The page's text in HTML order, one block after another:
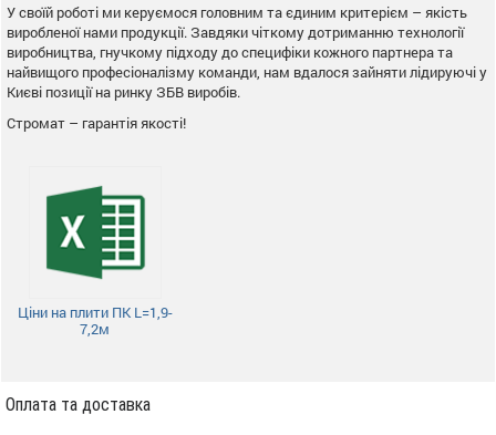
У своїй роботі ми керуємося головним та єдиним критерієм – якість
виробленої нами продукції. Завдяки чіткому дотриманню технології
виробництва, гнучкому підходу до специфіки кожного партнера та
найвищого професіоналізму команди, нам вдалося зайняти лідируючі у
Києві позиції на ринку ЗБВ виробів.
Стромат – гарантія якості!
Ціни на плити ПК L=1,9-
7,2м
Оплата та доставка